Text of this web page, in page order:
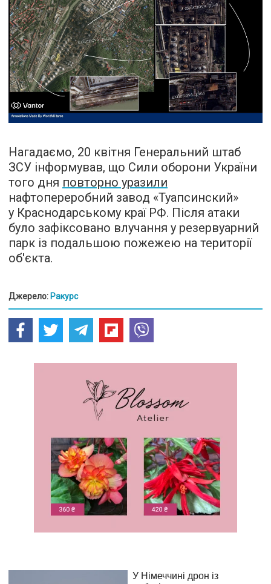
Нагадаємо, 20 квітня Генеральний штаб
ЗСУ інформував, що Сили оборони України
того дня повторно уразили
нафтопереробний завод «Туапсинский»
у Краснодарському краї РФ. Після атаки
було зафіксовано влучання у резервуарний
парк із подальшою пожежею на території
об'єкта.
Джерело: Ракурс